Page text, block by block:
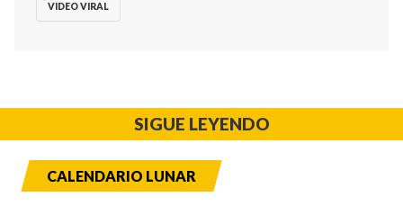
VIDEO VIRAL
SIGUE LEYENDO
CALENDARIO LUNAR